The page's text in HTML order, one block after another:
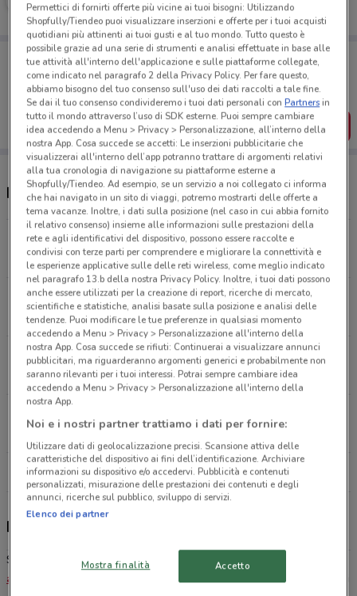
Porta DoveConviene sempre con te!
Puoi trovare le migliori offerte dei negozi vicino a te,
salvarle e creare la tua lista del risparmio, comodamente
dal tuo cellulare.
SCARICA L’APP
Negozi Primigi a Gorizia
Via Rastello, 5/7 Gorizia
460 m
Via Palmarina, 5 B Chiopris Viscone
18.3 km
Piazza Alberto Picco, 12 Cividale Del Friuli
22.7 km
23 km
Tutti i negozi Primigi
Primigi, offerte e negozi
Sai già dove si trova il negozio
più vicino a te? Consulta la
app ufficiale di Dove Conviene
e scopri le offerte, gli indirizzi e gli
Permettici di fornirti offerte più vicine ai tuoi bisogni: Utilizzando
Shopfully/Tiendeo puoi visualizzare inserzioni e offerte per i tuoi acquisti
quotidiani più attinenti ai tuoi gusti e al tuo mondo. Tutto questo è
possibile grazie ad una serie di strumenti e analisi effettuate in base alle
tue attività all'interno dell'applicazione e sulle piattaforme collegate,
come indicato nel paragrafo 2 della Privacy Policy. Per fare questo,
abbiamo bisogno del tuo consenso sull'uso dei dati raccolti a tale fine.
Se dai il tuo consenso condivideremo i tuoi dati personali conPartnersin
tutto il mondo attraverso l’uso di SDK esterne. Puoi sempre cambiare
idea accedendo a Menu > Privacy > Personalizzazione, all’interno della
nostra App. Cosa succede se accetti: Le inserzioni pubblicitarie che
visualizzerai all'interno dell’app potranno trattare di argomenti relativi
alla tua cronologia di navigazione su piattaforme esterne a
Shopfully/Tiendeo. Ad esempio, se un servizio a noi collegato ci informa
che hai navigato in un sito di viaggi, potremo mostrarti delle offerte a
tema vacanze. Inoltre, i dati sulla posizione (nel caso in cui abbia fornito
il relativo consenso) insieme alle informazioni sulle prestazioni della
rete e agli identificativi del dispositivo, possono essere raccolte e
condivisi con terze parti per comprendere e migliorare la connettività e
le esperienze applicative sulle delle reti wireless, come meglio indicato
nel paragrafo 13.b della nostra Privacy Policy. Inoltre, i tuoi dati possono
anche essere utilizzati per la creazione di report, ricerche di mercato,
scientifiche e statistiche, analisi basate sulla posizione e analisi delle
tendenze. Puoi modificare le tue preferenze in qualsiasi momento
accedendo a Menu > Privacy > Personalizzazione all'interno della
nostra App. Cosa succede se rifiuti: Continuerai a visualizzare annunci
pubblicitari, ma riguarderanno argomenti generici e probabilmente non
saranno rilevanti per i tuoi interessi. Potrai sempre cambiare idea
accedendo a Menu > Privacy > Personalizzazione all'interno della
nostra App.
Noi e i nostri partner trattiamo i dati per fornire:
Utilizzare dati di geolocalizzazione precisi. Scansione attiva delle
caratteristiche del dispositivo ai fini dell’identificazione. Archiviare
informazioni su dispositivo e/o accedervi. Pubblicità e contenuti
personalizzati, misurazione delle prestazioni dei contenuti e degli
annunci, ricerche sul pubblico, sviluppo di servizi.
Elenco dei partner
Mostra finalità Accetto